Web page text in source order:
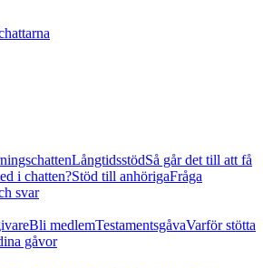
LångtidsstödSå går det till att få
i chatten?Stöd till anhörigaFråga
svar
Bli medlemTestamentsgåvaVarför stötta
gåvor